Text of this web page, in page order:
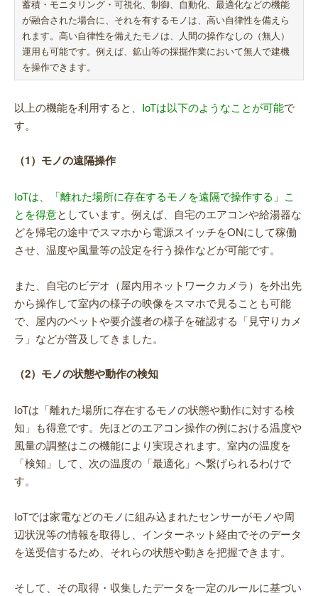
蓄積・モニタリング・可視化、制御、自動化、最適化などの機能
が融合された場合に、それを有するモノは、高い自律性を備えら
れます。高い自律性を備えたモノは、人間の操作なしの（無人）
運用も可能です。例えば、鉱山等の採掘作業において無人で建機
を操作できます。
以上の機能を利用すると、 IoTは以下のようなことが可能で
す。
（1）モノの遠隔操作
IoTは、「離れた場所に存在するモノを遠隔で操作する」こ
とを得意としています。例えば、自宅のエアコンや給湯器な
どを帰宅の途中でスマホから電源スイッチをONにして稼働
させ、温度や風量等の設定を行う操作などが可能です。
また、自宅のビデオ（屋内用ネットワークカメラ）を外出先
から操作して室内の様子の映像をスマホで見ることも可能
で、屋内のペットや要介護者の様子を確認する「見守りカメ
ラ」などが普及してきました。
（2）モノの状態や動作の検知
IoTは「離れた場所に存在するモノの状態や動作に対する検
知」も得意です。先ほどのエアコン操作の例における温度や
風量の調整はこの機能により実現されます。室内の温度を
「検知」して、次の温度の「最適化」へ繋げられるわけで
す。
IoTでは家電などのモノに組み込まれたセンサーがモノや周
辺状況等の情報を取得し、インターネット経由でそのデータ
を送受信するため、それらの状態や動きを把握できます。
そして、その取得・収集したデータを一定のルールに基づい